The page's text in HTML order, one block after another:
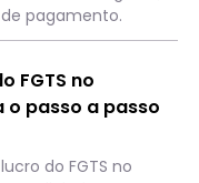
pagamento.
FGTS no
passo a passo
do FGTS no